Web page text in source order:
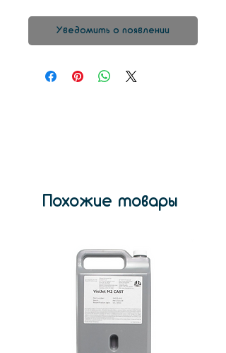
Уведомить о появлении
Похожие товары